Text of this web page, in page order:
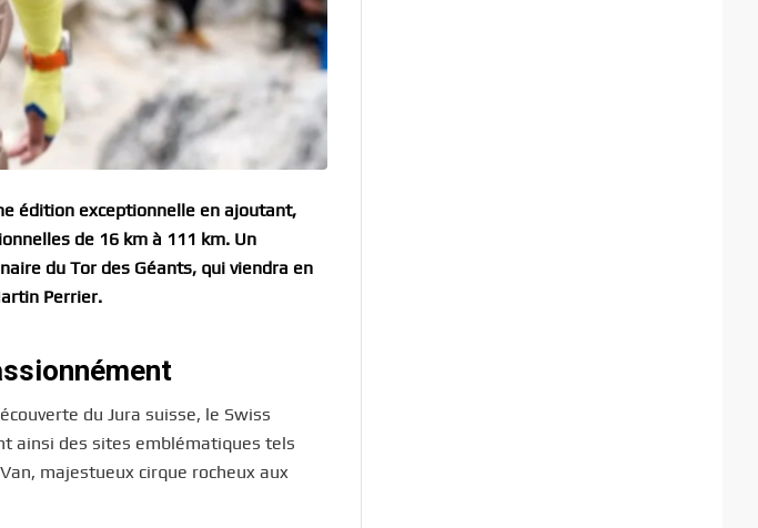
édition exceptionnelle en ajoutant,
de 16 km à 111 km. Un
du Tor des Géants, qui viendra en
Perrier.
du Jura suisse, le Swiss
ainsi des sites emblématiques tels
majestueux cirque rocheux aux